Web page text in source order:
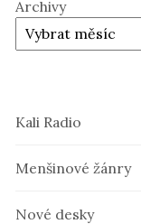
Archivy
Kali Radio
Menšinové žánry
Nové desky